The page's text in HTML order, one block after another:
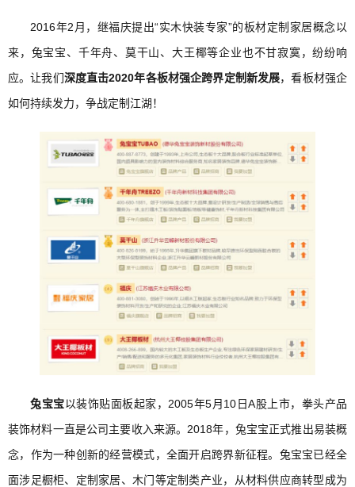
2016年2月，继福庆提出“实木快装专家”的板材定制家居概念以
来，兔宝宝、千年舟、莫干山、大王椰等企业也不甘寂寞，纷纷响
应。让我们深度直击2020年各板材强企跨界定制新发展，看板材强企
如何持续发力，争战定制江湖！
兔宝宝以装饰贴面板起家，2005年5月10日A股上市，拳头产品
装饰材料一直是公司主要收入来源。2018年，兔宝宝正式推出易装概
念，作为一种创新的经营模式，全面开启跨界新征程。兔宝宝已经全
面涉足橱柜、定制家居、木门等定制类产业，从材料供应商转型成为